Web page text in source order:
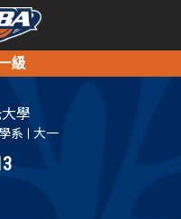
學年度
事資訊
程表
學年度
事資訊
程表
學
系 大一